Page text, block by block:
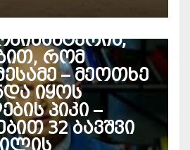
– გრიპი
რომ
– მეოთხე
იყოს
პიკი –
32 ბავშვი